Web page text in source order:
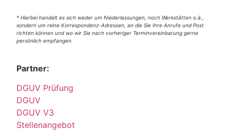
* Hierbei handelt es sich weder um Niederlassungen, noch Werkstätten o.ä.,
sondern um reine Korrespondenz-Adressen, an die Sie Ihre Anrufe und Post
richten können und wo wir Sie nach vorheriger Terminvereinbarung gerne
persönlich empfangen.
Partner:
DGUV Prüfung
DGUV
DGUV V3
Stellenangebot